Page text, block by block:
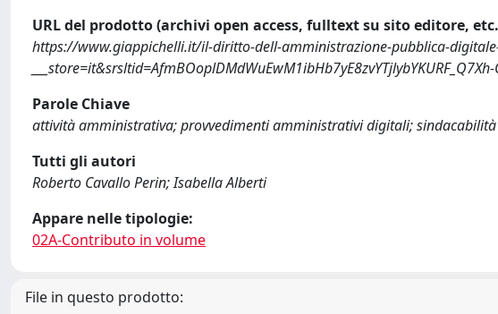
URL del prodotto (archivi open access, fulltext su sito editore,
https://www.giappichelli.it/il-diritto-dell-amministrazione-pubblica-
Parole Chiave
attività amministrativa; provvedimenti amministrativi digitali;
Tutti gli autori
Roberto Cavallo Perin; Isabella Alberti
Appare nelle tipologie:
02A-Contributo in volume
File in questo prodotto: